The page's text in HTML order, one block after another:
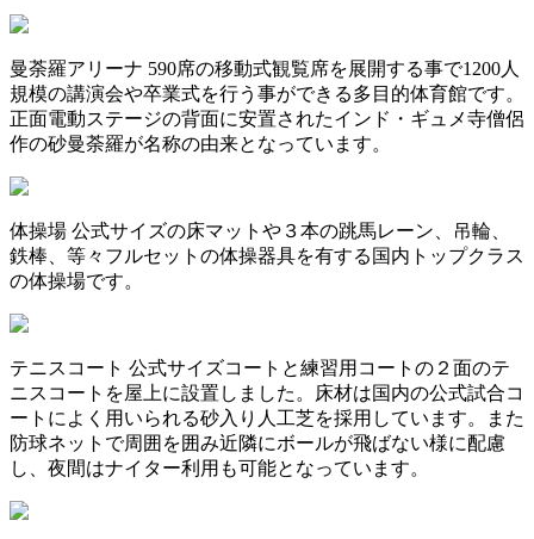
曼荼羅アリーナ 590席の移動式観覧席を展開する事で1200人
規模の講演会や卒業式を行う事ができる多目的体育館です。
正面電動ステージの背面に安置されたインド・ギュメ寺僧侶
作の砂曼荼羅が名称の由来となっています。
体操場 公式サイズの床マットや３本の跳馬レーン、吊輪、
鉄棒、等々フルセットの体操器具を有する国内トップクラス
の体操場です。
テニスコート 公式サイズコートと練習用コートの２面のテ
ニスコートを屋上に設置しました。床材は国内の公式試合コ
ートによく用いられる砂入り人工芝を採用しています。また
防球ネットで周囲を囲み近隣にボールが飛ばない様に配慮
し、夜間はナイター利用も可能となっています。